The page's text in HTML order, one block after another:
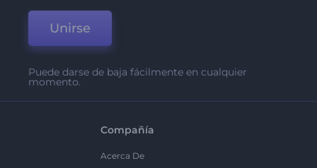
Unirse
Puede darse de baja fácilmente en cualquier
momento.
Compañía
Acerca De